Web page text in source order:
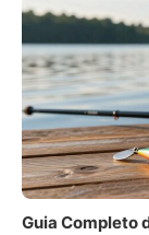
Guia Completo